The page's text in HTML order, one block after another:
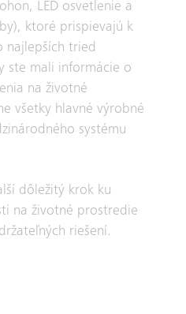
LED osvetlenie a
ktoré prispievajú k
najlepších tried
ste mali informácie o
na životné
všetky hlavné výrobné
systému
dôležitý krok ku
na životné prostredie
riešení.